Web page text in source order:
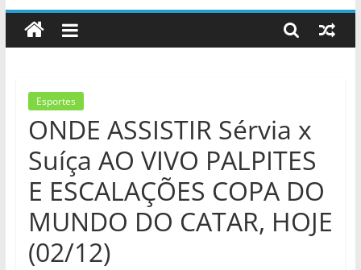
Esportes
ONDE ASSISTIR Sérvia x
Suíça AO VIVO PALPITES
E ESCALAÇÕES COPA DO
MUNDO DO CATAR, HOJE
(02/12)